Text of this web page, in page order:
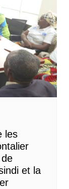
les
et la